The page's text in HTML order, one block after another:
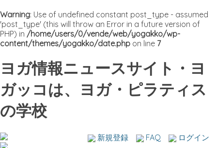
Warning: Use of undefined constant post_type - assumed
'post_type' (this will throw an Error in a future version of
PHP) in /home/users/0/vende/web/yogakko/wp-
content/themes/yogakko/date.php on line 7
ヨガ情報ニュースサイト・ヨ
ガッコは、ヨガ・ピラティス
の学校
ログイン
FAQ
新規登録